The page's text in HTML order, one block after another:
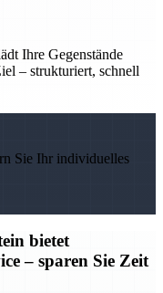
Ihre Gegenstände
– strukturiert, schnell
Sie Ihr individuelles
bietet
– sparen Sie Zeit